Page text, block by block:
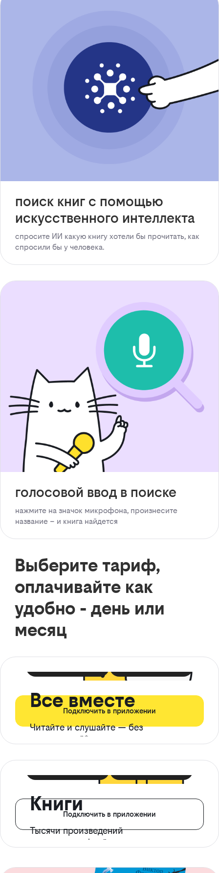
поиск книг с помощью
искусственного интеллекта
спросите ИИ какую книгу хотели бы прочитать, как
спросили бы у человека.
голосовой ввод в поиске
нажмите на значок микрофона, произнесите
название – и книга найдется
Выберите тариф,
оплачивайте как
удобно - день или
месяц
Все вместе
Читайте и слушайте — без
ограничений*
Подключить в приложении
Книги
Тысячи произведений
с доступом офлайн
Подключить в приложении